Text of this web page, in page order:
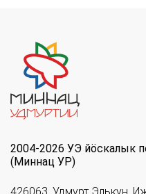
2004-2026 УЭ йöскалык
(Миннац УР)